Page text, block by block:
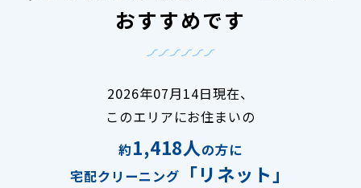
おすすめです
2026年07月14日現在、
このエリアにお住まいの
約1,418人の方に
宅配クリーニング
「リネット」